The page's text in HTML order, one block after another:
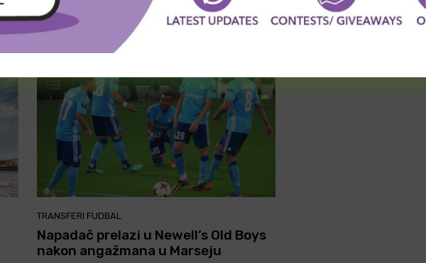
Razmena na pomolu: Teo i Vlahović
menjaju dresove?
June 16, 2025
TRANSFERI FUDBAL
Napadač prelazi u Newell’s Old Boys
nakon angažmana u Marseju